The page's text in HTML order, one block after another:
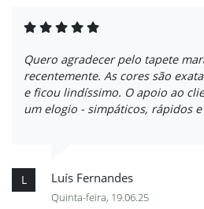
Quero agradecer pelo tapete
recentemente. As cores são
e ficou lindíssimo. O apoio ao
um elogio - simpáticos, rápidos
L Luís Fernandes
Quinta-feira, 19.06.25